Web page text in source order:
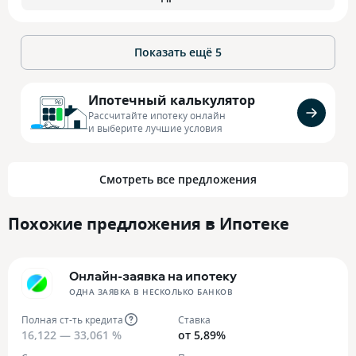
Показать ещё 5
Ипотечный калькулятор
Рассчитайте ипотеку онлайн
и выберите лучшие условия
Смотреть все предложения
Похожие предложения в Ипотеке
Онлайн-заявка на ипотеку
ОДНА ЗАЯВКА В НЕСКОЛЬКО БАНКОВ
Полная ст-ть кредита
16,122 — 33,061 %
Ставка
от 5,89%